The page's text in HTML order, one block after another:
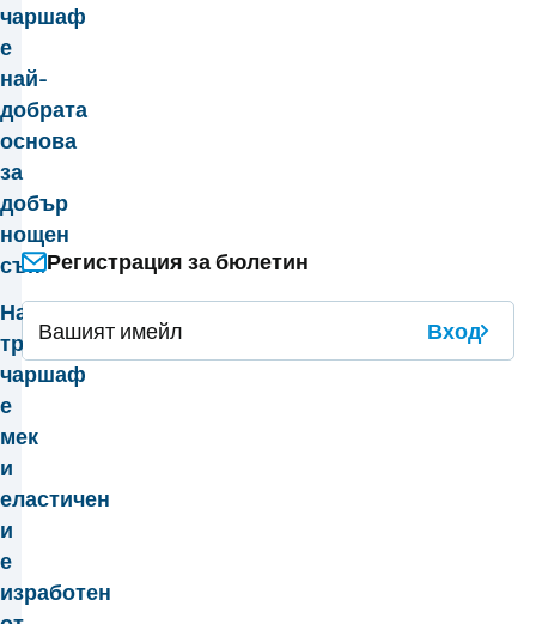
чаршаф
е
най-
добрата
основа
за
добър
нощен
сън.
Нашият
трикотажен
чаршаф
е
мек
и
еластичен
и
е
изработен
Регистрация за бюлетин
Вход